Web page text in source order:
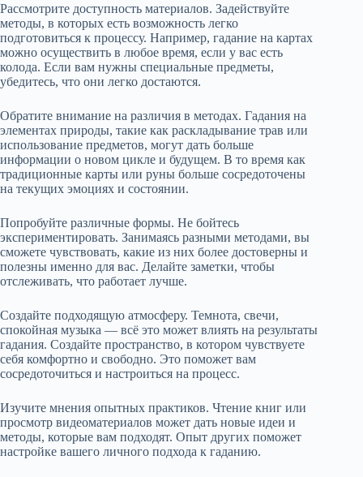
Рассмотрите доступность материалов. Задействуйте
методы, в которых есть возможность легко
подготовиться к процессу. Например, гадание на картах
можно осуществить в любое время, если у вас есть
колода. Если вам нужны специальные предметы,
убедитесь, что они легко достаются.
Обратите внимание на различия в методах. Гадания на
элементах природы, такие как раскладывание трав или
использование предметов, могут дать больше
информации о новом цикле и будущем. В то время как
традиционные карты или руны больше сосредоточены
на текущих эмоциях и состоянии.
Попробуйте различные формы. Не бойтесь
экспериментировать. Занимаясь разными методами, вы
сможете чувствовать, какие из них более достоверны и
полезны именно для вас. Делайте заметки, чтобы
отслеживать, что работает лучше.
Создайте подходящую атмосферу. Темнота, свечи,
спокойная музыка — всё это может влиять на результаты
гадания. Создайте пространство, в котором чувствуете
себя комфортно и свободно. Это поможет вам
сосредоточиться и настроиться на процесс.
Изучите мнения опытных практиков. Чтение книг или
просмотр видеоматериалов может дать новые идеи и
методы, которые вам подходят. Опыт других поможет
настройке вашего личного подхода к гаданию.